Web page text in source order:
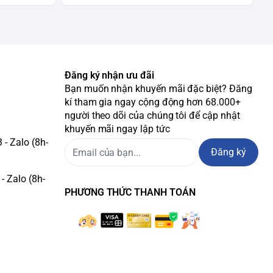
- Zalo (8h-
Zalo (8h-
Đăng ký nhận ưu đãi
Bạn muốn nhận khuyến mãi đặc biệt? Đăng
kí tham gia ngay cộng động hơn 68.000+
người theo dõi của chúng tôi để cập nhật
khuyến mãi ngay lập tức
Đăng ký
PHƯƠNG THỨC THANH TOÁN